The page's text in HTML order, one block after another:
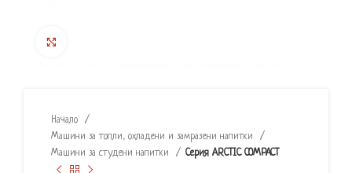
Начало
Машини за топли, охладени и замразени напитки
Машини за студени напитки
Серия ARCTIC COMPACT